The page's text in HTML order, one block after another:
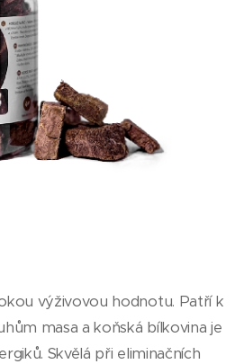
výživovou hodnotu. Patří k
masa a koňská bílkovina je
Skvělá při eliminačních